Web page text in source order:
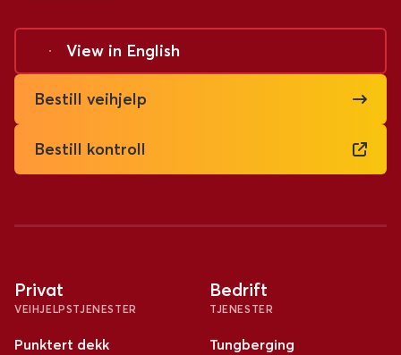
View in English
Bestill veihjelp
Bestill kontroll
Privat
VEIHJELPSTJENESTER
Punktert dekk
Bedrift
TJENESTER
Tungberging